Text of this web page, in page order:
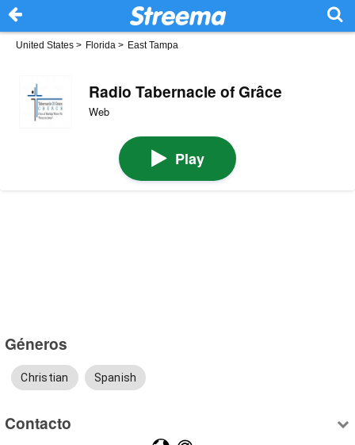
United States > Florida > East Tampa
Radio Tabernacle of Grâce
Web
Play
Géneros
Christian Spanish
Contacto